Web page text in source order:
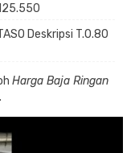
Deskripsi T.0.80
Harga Baja Ringan